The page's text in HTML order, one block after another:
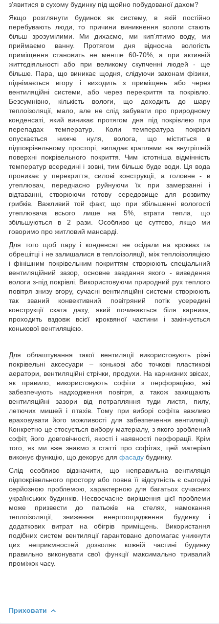
з'явитися в сухому будинку під щойно побудованої дахом?
Якщо розглянути будинок як систему, в якій постійно
перебувають люди, то причини виникнення вологи стають
більш зрозумілими. Ми дихаємо, ми кип'ятимо воду, ми
приймаємо ванну. Протягом дня відносна вологість
приміщення становить не менше 60-70%, а при активній
життєдіяльності або при великому скупченні людей - ще
більше. Пара, що виникає щодня, слідуючи законам фізики,
піднімається вгору і виходить з приміщень або через
вентиляційні системи, або через перекриття та покрівлю.
Безсумнівно, кількість вологи, що доходить до шару
теплоізоляції, мало, але не слід забувати про природному
конденсаті, який виникає протягом дня під покрівлею при
перепадах температур. Коли температура покрівлі
опускається нижче нуля, волога, що міститься в
підпокрівельному просторі, випадає краплями на внутрішній
поверхні покрівельного покриття. Чим істотніша відмінність
температур всередині і зовні, тим більше буде води. Ця вода
проникає у перекриття, силові конструкції, а головне - в
утеплювач, передчасно руйнуючи їх при замерзанні і
відтаванні, створюючи готову середовище для розвитку
грибків. Важливий той факт, що при збільшенні вологості
утеплювача всього лише на 5%, втрати тепла, що
збільшуються в 2 рази. Особливо це суттєво, якщо ми
говоримо про житловий мансарді.
Для того щоб пару і конденсат не осідали на кроквах та
обрешітці і не залишалися в теплоізоляції, між теплоізоляцією
і фінішним покрівельним покриттям створюють спеціальний
вентиляційний зазор, основне завдання якого - виведення
вологи з-під покрівлі. Використовуючи природний рух теплого
повітря знизу вгору, сучасні вентиляційні системи створюють
так званий конвективний повітряний потік усередині
конструкції ската даху, який починається біля карниза,
проходить вздовж всієї кроквяної частини і закінчується
конькової вентиляцією.
Для облаштування такої вентиляції використовують різні
покрівельні аксесуари – конькові або точкові пластикові
аератори, вентиляційні стрічки, продухи. На карнизних звісах,
як правило, використовують софіти з перфорацією, які
забезпечують надходження повітря, а також захищають
вентиляційні зазори від потрапляння туди листя, пилу,
летючих мишей і птахів. Тому при виборі софіта важливо
враховувати його можливості для забезпечення вентиляції.
Конкретно це стосується вибору матеріалу, з якого зроблений
софіт, його довговічності, якості і наявності перфорації. Крім
того, як ми вже знаємо з статті про софітах, цей матеріал
виконує функцію, що декорує для фасаду будинку.
Слід особливо відзначити, що неправильна вентиляція
підпокрівельного простору або повна її відсутність є сьогодні
серйозною проблемою, характерною для багатьох сучасних
українських будинків. Несвоєчасне вирішення цієї проблеми
може призвести до патьоків на стелях, намокання
теплоізоляції, зниження енергоощадження будинку і
додаткових витрат на обігрів приміщень. Використання
подібних систем вентиляції гарантовано допомагає уникнути
цих неприємностей дозволяє кожній частині будинку
правильно виконувати свої функції максимально тривалий
проміжок часу.
Приховати